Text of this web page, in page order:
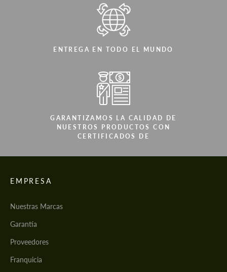
ENTREGA EN TODO EL MUNDO
GARANTIZAMOS LA CALIDAD DE
NUESTROS PRODUCTOS CON
CERTIFICADOS DE
EMPRESA
Nuestras Marcas
Garantía
Proveedores
Franquicia